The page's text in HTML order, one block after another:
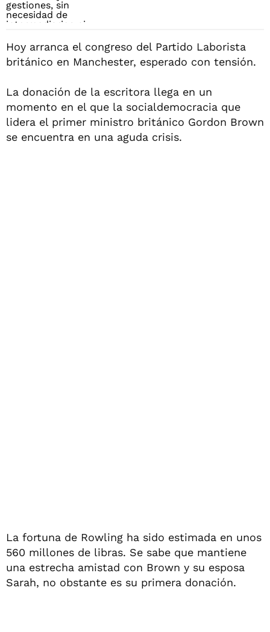
Hoy arranca el congreso del Partido Laborista
británico en Manchester, esperado con tensión.
La donación de la escritora llega en un
momento en el que la socialdemocracia que
lidera el primer ministro británico Gordon Brown
se encuentra en una aguda crisis.
La fortuna de Rowling ha sido estimada en unos
560 millones de libras. Se sabe que mantiene
una estrecha amistad con Brown y su esposa
Sarah, no obstante es su primera donación.